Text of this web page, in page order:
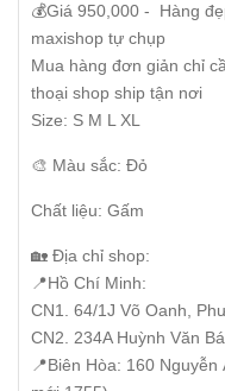
💰Giá 950,000 - Hàng
maxishop tự chụp
Mua hàng đơn giản chỉ
thoại shop ship tận nơi
Size: S M L XL
🎨 Màu sắc: Đỏ
Chất liệu: Gấm
🏡 Địa chỉ shop:
📍Hồ Chí Minh:
CN1. 64/1J Võ Oanh,
CN2. 234A Huỳnh Văn
📍Biên Hòa: 160